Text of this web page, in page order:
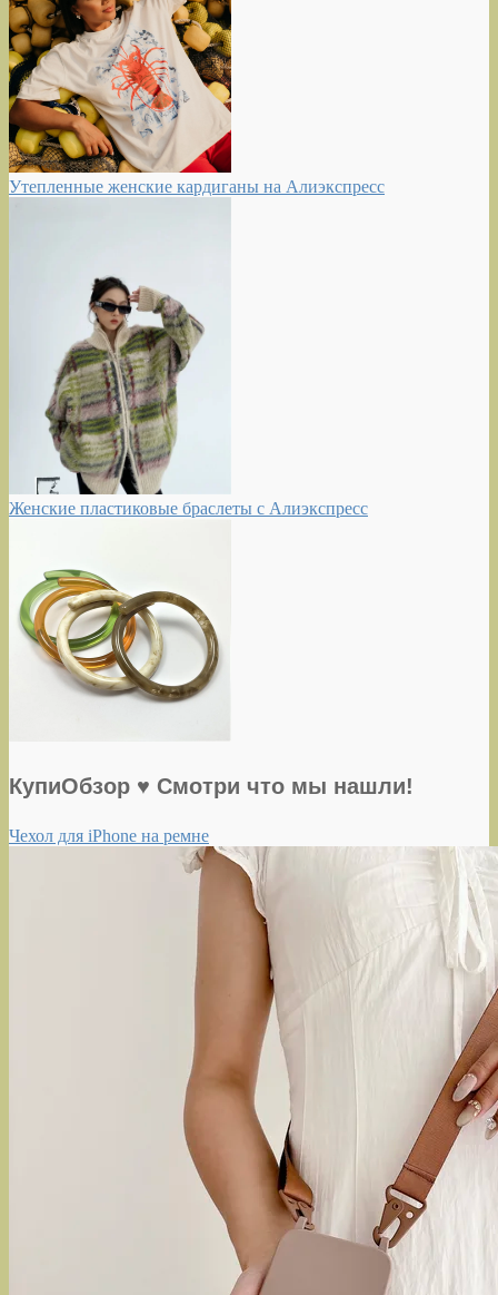
Утепленные женские кардиганы на Алиэкспресс
Женские пластиковые браслеты с Алиэкспресс
КупиОбзор ♥ Смотри что мы нашли!
Чехол для iPhone на ремне